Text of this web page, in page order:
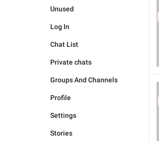
Unused
Log In
Chat List
Private chats
Groups And Channels
Profile
Settings
Stories